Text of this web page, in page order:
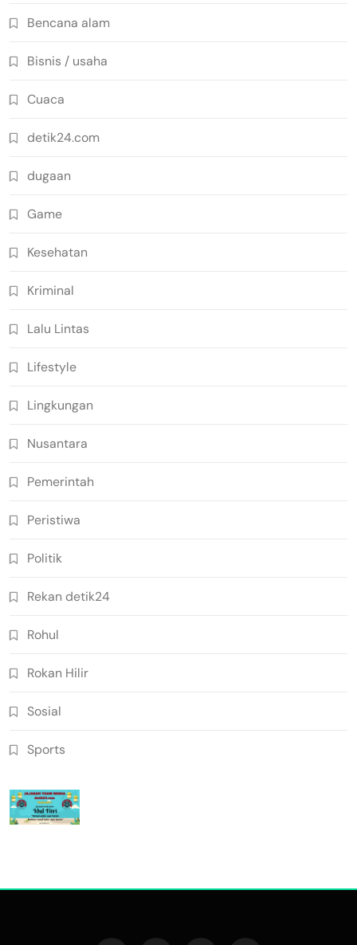
Bencana alam
Bisnis / usaha
Cuaca
detik24.com
dugaan
Game
Kesehatan
Kriminal
Lalu Lintas
Lifestyle
Lingkungan
Nusantara
Pemerintah
Peristiwa
Politik
Rekan detik24
Rohul
Rokan Hilir
Sosial
Sports